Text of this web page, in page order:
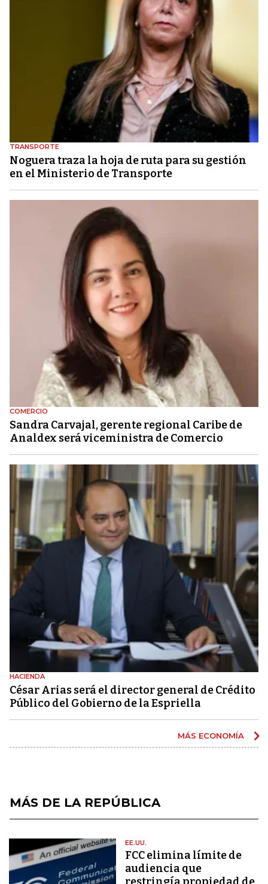
TRANSPORTE
Noguera traza la hoja de ruta para su gestión
en el Ministerio de Transporte
COMERCIO
Sandra Carvajal, gerente regional Caribe de
Analdex será viceministra de Comercio
HACIENDA
César Arias será el director general de Crédito
Público del Gobierno de la Espriella
MÁS ECONOMÍA
MÁS DE LA REPÚBLICA
EE.UU.
FCC elimina límite de
audiencia que